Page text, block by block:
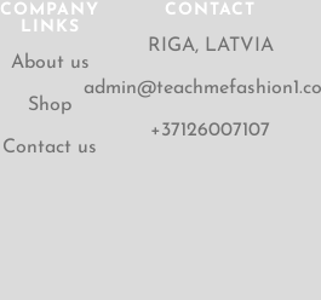
COMPANY
LINKS
About us
Shop
Contact us
CONTACT
RIGA, LATVIA
+37126007107